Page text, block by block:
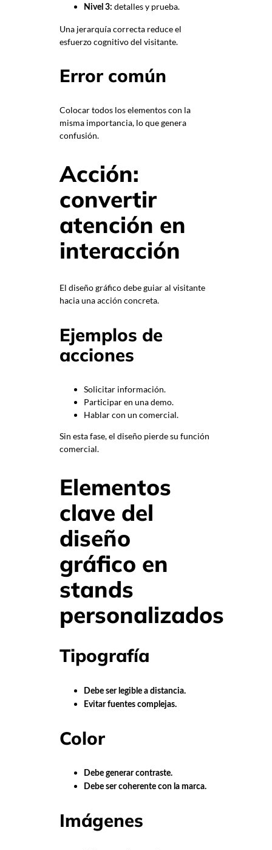
Nivel 3: detalles y prueba.
Una jerarquía correcta reduce el
esfuerzo cognitivo del visitante.
Error común
Colocar todos los elementos con la
misma importancia, lo que genera
confusión.
Acción:
convertir
atención en
interacción
El diseño gráfico debe guiar al visitante
hacia una acción concreta.
Ejemplos de
acciones
Solicitar información.
Participar en una demo.
Hablar con un comercial.
Sin esta fase, el diseño pierde su función
comercial.
Elementos
clave del
diseño
gráfico en
stands
personalizados
Tipografía
Debe ser legible a distancia.
Evitar fuentes complejas.
Color
Debe generar contraste.
Debe ser coherente con la marca.
Imágenes